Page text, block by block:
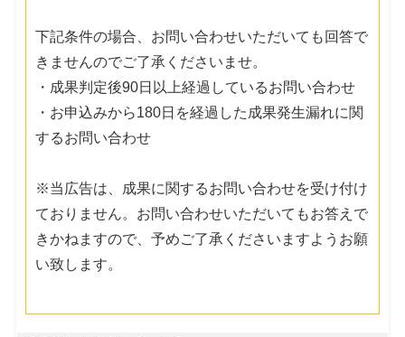
下記条件の場合、お問い合わせいただいても回答で
きませんのでご了承くださいませ。
・成果判定後90日以上経過しているお問い合わせ
・お申込みから180日を経過した成果発生漏れに関
するお問い合わせ
※当広告は、成果に関するお問い合わせを受け付け
ておりません。お問い合わせいただいてもお答えで
きかねますので、予めご了承くださいますようお願
い致します。